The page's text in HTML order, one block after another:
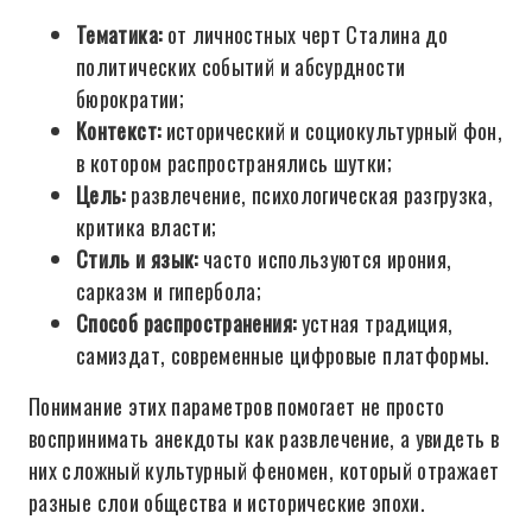
Тематика:от личностных черт Сталина до
политических событий и абсурдности
бюрократии;
Контекст:исторический и социокультурный фон,
в котором распространялись шутки;
Цель:развлечение, психологическая разгрузка,
критика власти;
Стиль и язык:часто используются ирония,
сарказм и гипербола;
Способ распространения:устная традиция,
самиздат, современные цифровые платформы.
Понимание этих параметров помогает не просто
воспринимать анекдоты как развлечение, а увидеть в
них сложный культурный феномен, который отражает
разные слои общества и исторические эпохи.